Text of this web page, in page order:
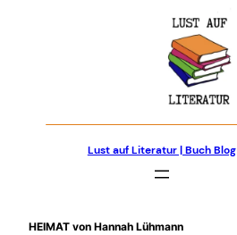
Lust auf Literatur | Buch Blog
HEIMAT von Hannah Lühmann